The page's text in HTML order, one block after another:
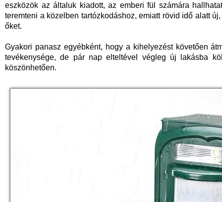
eszközök az általuk kiadott, az emberi fül számára
teremteni a közelben tartózkodáshoz, emiatt rövid idő alatt
őket.
Gyakori panasz egyébként, hogy a kihelyezést követően
tevékenysége, de pár nap elteltével végleg új lakásba
köszönhetően.